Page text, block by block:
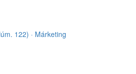
122) · Márketing